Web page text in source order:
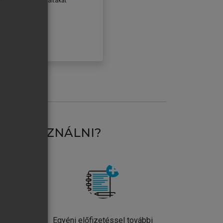
HASZNÁLNI?
Egyéni előfizetéssel további